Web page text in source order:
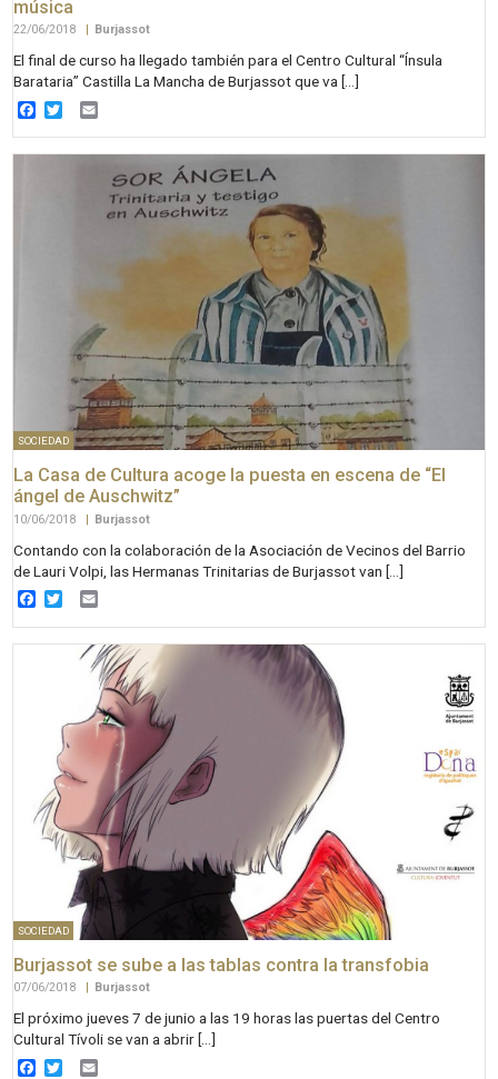
música
22/06/2018 | Burjassot
El final de curso ha llegado también para el Centro Cultural “Ínsula
Barataria” Castilla La Mancha de Burjassot que va […]
Facebook
Twitter
SOCIEDAD
La Casa de Cultura acoge la puesta en escena de “El
ángel de Auschwitz”
10/06/2018 | Burjassot
Contando con la colaboración de la Asociación de Vecinos del Barrio
de Lauri Volpi, las Hermanas Trinitarias de Burjassot van […]
Facebook
Twitter
SOCIEDAD
Burjassot se sube a las tablas contra la transfobia
07/06/2018 Burjassot
El próximo jueves 7 de junio a las 19 horas las puertas del Centro
Cultural Tívoli se van a abrir […]
Facebook
Twitter